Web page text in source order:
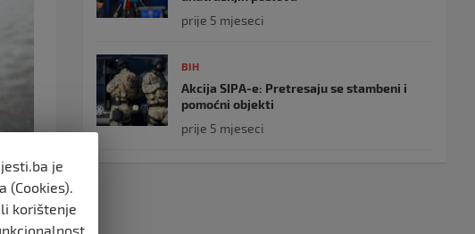
prije 5 mjeseci
BIH
Akcija SIPA-e: Pretresaju se stambeni i
pomoćni objekti
prije 5 mjeseci
je
(Cookies).
korištenje